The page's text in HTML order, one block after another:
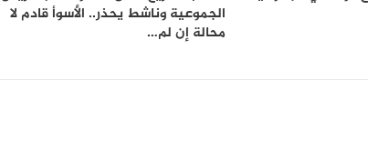
الجموعية وناشط يحذر.. الأسوأ قادم لا
محالة إن لم…